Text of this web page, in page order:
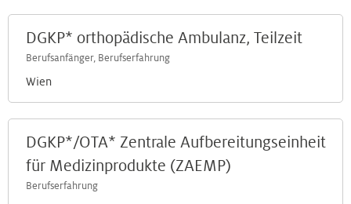
DGKP* orthopädische Ambulanz, Teilzeit
Berufsanfänger, Berufserfahrung
Wien
DGKP*/OTA* Zentrale Aufbereitungseinheit
für Medizinprodukte (ZAEMP)
Berufserfahrung